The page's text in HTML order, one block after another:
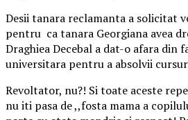
Desii tanara reclamanta a solicitat
pentru ca tanara Georgiana avea
Draghiea Decebal a dat-o afara
universitara pentru a absolvii
Revoltator, nu?! Si toate aceste
nu iti pasa de ,,fosta mama a